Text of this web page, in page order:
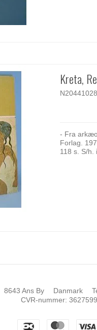
Kreta,
- Fra
Forlag.
118 s. S/h.
8643 Ans By Danmark
CVR-nummer: